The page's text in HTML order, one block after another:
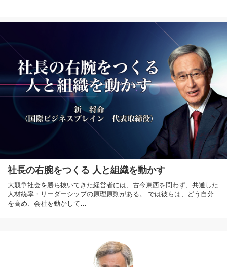
社長の右腕をつくる 人と組織を動かす
大競争社会を勝ち抜いてきた経営者には、古今東西を問わず、共通した
人材統率・リーダーシップの原理原則がある。 では彼らは、どう自分
を高め、会社を動かして…